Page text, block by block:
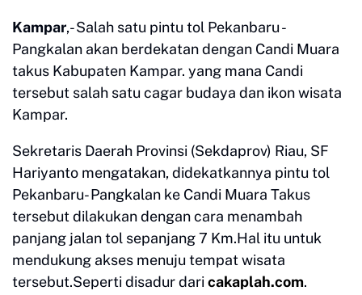
Kampar,- Salah satu pintu tol Pekanbaru -
Pangkalan akan berdekatan dengan Candi Muara
takus Kabupaten Kampar. yang mana Candi
tersebut salah satu cagar budaya dan ikon wisata
Kampar.
Sekretaris Daerah Provinsi (Sekdaprov) Riau, SF
Hariyanto mengatakan, didekatkannya pintu tol
Pekanbaru- Pangkalan ke Candi Muara Takus
tersebut dilakukan dengan cara menambah
panjang jalan tol sepanjang 7 Km.Hal itu untuk
mendukung akses menuju tempat wisata
tersebut.Seperti disadur dari cakaplah.com.